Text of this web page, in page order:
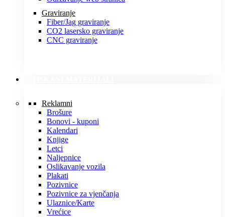
Graviranje
Fiber/Jag graviranje
CO2 lasersko graviranje
CNC graviranje
Reklamni
Brošure
Bonovi - kuponi
Kalendari
Knjige
Letci
Naljepnice
Oslikavanje vozila
Plakati
Pozivnice
Pozivnice za vjenčanja
Ulaznice/Karte
Vrećice